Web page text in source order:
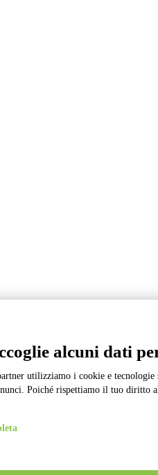
alcuni dati
utilizziamo i cookie e
Poiché rispettiamo il tuo diritto